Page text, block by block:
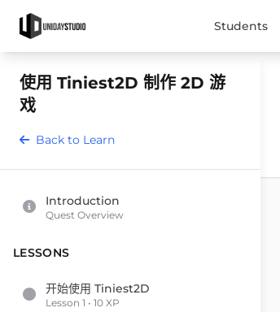
Students
使用 Tiniest2D 制作 2D 游
戏
Back to Learn
Introduction
Quest Overview
LESSONS
开始使用 Tiniest2D
Lesson 1 • 10 XP